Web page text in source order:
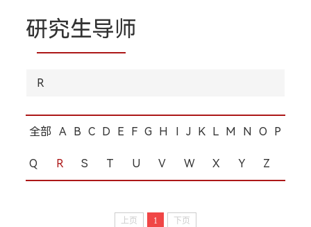
研究生导师
R
全部 A B C D E F G H J K L M N O P
Q R S T U V W X Y Z
上页 1 下页